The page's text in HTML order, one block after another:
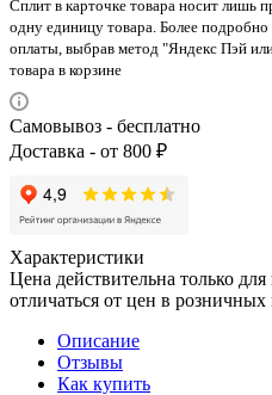
Сплит в карточке товара носит лишь
одну единицу товара. Более
оплаты, выбрав метод "Яндекс Пэй
товара в корзине
Самовывоз - бесплатно
Доставка - от 800 ₽
Характеристики
Цена действительна только
отличаться от цен в розничных
Описание
Отзывы
Как купить